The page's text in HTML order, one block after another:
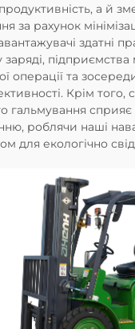
а й
за рахунок
здатні
операції та
Крім того,
гальмування сприяє
роблячи наші
для екологічно